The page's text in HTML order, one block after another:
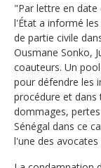
"Par lettre en date
l'État a informé
de partie civile
Ousmane Sonko,
coauteurs. Un
pour défendre les
procédure et
dommages,
Sénégal dans ce
l'une des avocates